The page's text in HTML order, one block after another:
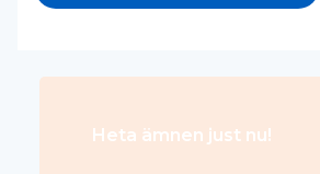
Heta ämnen just nu!